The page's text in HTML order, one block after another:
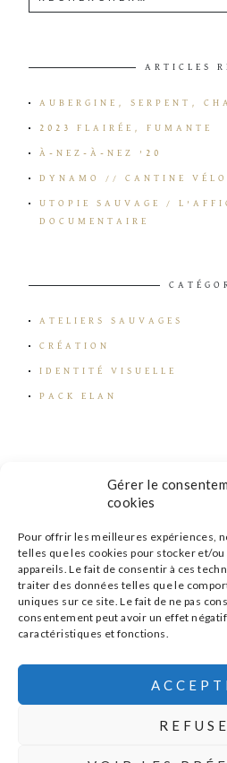
Gérer le
cookies
Pour offrir les meilleures expériences,
telles que les cookies pour stocker et/
appareils. Le fait de consentir à ces
traiter des données telles que le
uniques sur ce site. Le fait de ne pas
consentement peut avoir un effet
caractéristiques et fonctions.
ARTICLES
AUBERGINE, SERPENT,
2023 FLAIRÉE, FUMANTE
À-NEZ-À-NEZ ’20
DYNAMO // CANTINE VÉLO
UTOPIE SAUVAGE /
DOCUMENTAIRE
ATELIERS SAUVAGES
CRÉATION
IDENTITÉ VISUELLE
PACK ELAN
s'inscrire à la
MENTIONS LÉGALES